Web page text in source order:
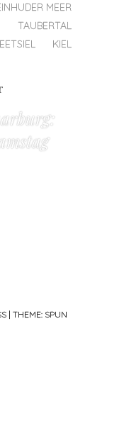
MEER
TAUBERTAL
KIEL
| THEME: SPUN